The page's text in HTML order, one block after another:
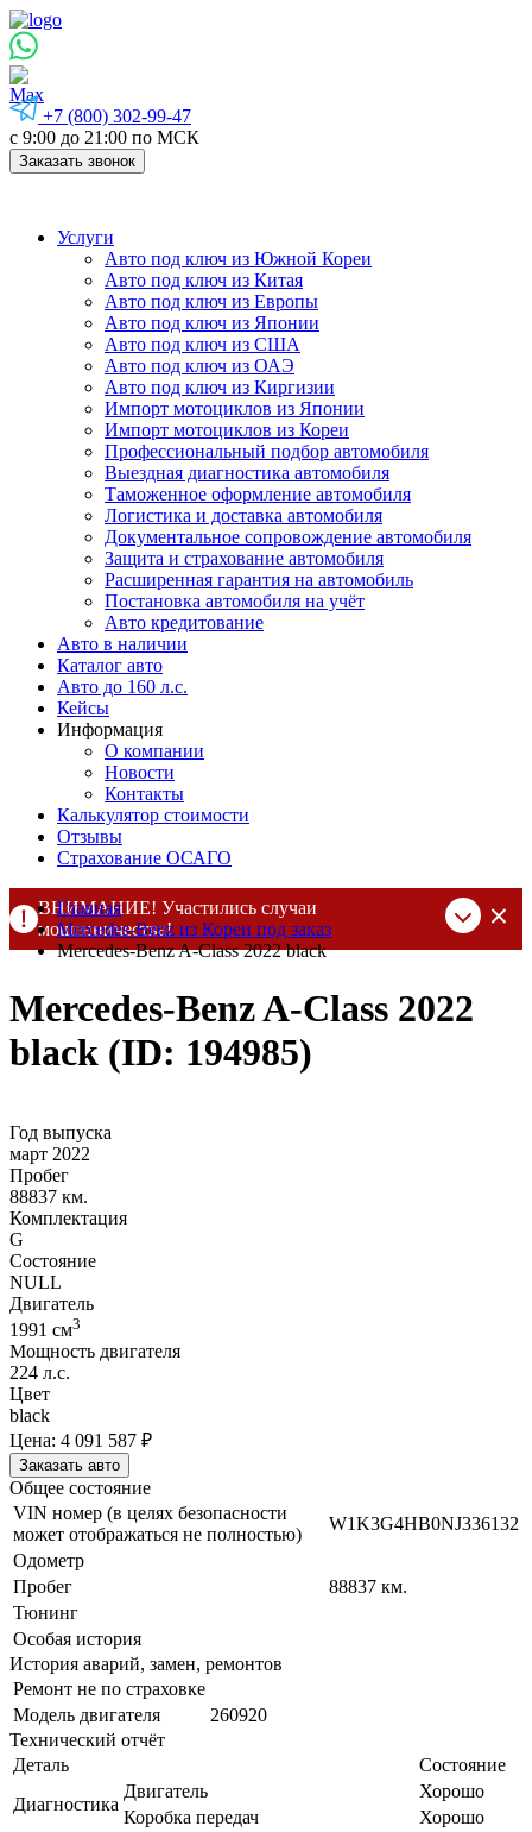
+7 (800) 302-99-47
с 9:00 до 21:00 по МСК
Заказать звонок
Услуги
Авто под ключ из Южной Кореи
Авто под ключ из Китая
Авто под ключ из Европы
Авто под ключ из Японии
Авто под ключ из США
Авто под ключ из ОАЭ
Авто под ключ из Киргизии
Импорт мотоциклов из Японии
Импорт мотоциклов из Кореи
Профессиональный подбор автомобиля
Выездная диагностика автомобиля
Таможенное оформление автомобиля
Логистика и доставка автомобиля
Документальное сопровождение автомобиля
Защита и страхование автомобиля
Расширенная гарантия на автомобиль
Постановка автомобиля на учёт
Авто кредитование
Авто в наличии
Каталог авто
Авто до 160 л.с.
Кейсы
Информация
О компании
Новости
Контакты
Калькулятор стоимости
Отзывы
Страхование ОСАГО
ВНИМАНИЕ! Участились случаи
мошенничества!
Компания DSS Group принимает оплату за свои услуги только
При любых подозрениях, свяжитесь с нами по официальным
контактам, указанным в соц сетях и на сайте
Главная
Mercedes-Benz из Кореи под заказ
Mercedes-Benz A-Class 2022 black
Mercedes-Benz A-Class 2022
black (ID: 194985)
Год выпуска
март 2022
Пробег
88837 км.
Комплектация
G
Состояние
NULL
Двигатель
1991 cм3
Мощность двигателя
224 л.с.
Цвет
black
Цена: 4 091 587 ₽
Заказать авто
Общее состояние
VIN номер (в целях безопасности
может отображаться не полностью)
W1K3G4HB0NJ336132
Одометр
Пробег
88837 км.
Тюнинг
Особая история
История аварий, замен, ремонтов
Ремонт не по страховке
Модель двигателя
260920
Технический отчёт
Деталь
Состояние
Диагностика
Двигатель
Хорошо
Коробка передач
Хорошо